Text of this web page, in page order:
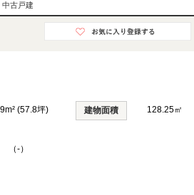
古戸建
(57.8坪) 建物面積 128.25㎡
（-）